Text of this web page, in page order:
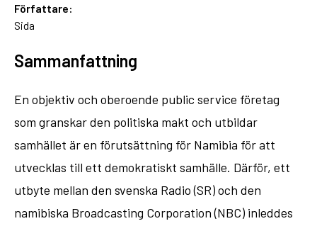
Författare:
Sida
Sammanfattning
En objektiv och oberoende public service företag
som granskar den politiska makt och utbildar
samhället är en förutsättning för Namibia för att
utvecklas till ett demokratiskt samhälle. Därför, ett
utbyte mellan den svenska Radio (SR) och den
namibiska Broadcasting Corporation (NBC) inleddes